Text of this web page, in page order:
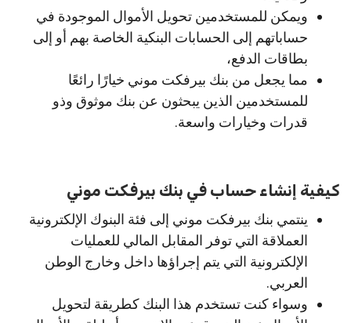
ويمكن للمستخدمين تحويل الأموال الموجودة في
حساباتهم إلى الحسابات البنكية الخاصة بهم أو إلى
بطاقات الدفع،
مما يجعل من بنك بيرفكت موني خيارًا رائعًا
للمستخدمين الذين يبحثون عن بنك موثوق وذو
قدرات وخيارات واسعة.
كيفية إنشاء حساب في بنك بيرفكت موني
ينتمي بنك بيرفكت موني إلى فئة البنوك الإلكترونية
العملاقة التي توفر المقابل المالي للعمليات
الإلكترونية التي يتم إجراؤها داخل وخارج الوطن
العربي.
وسواء كنت تستخدم هذا البنك كطريقة لتحويل